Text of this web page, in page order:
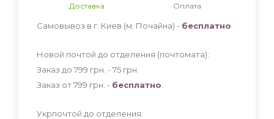
Доставка
Оплата
Самовывоз в г. Киев (м. Почайна) - бесплатно
Новой почтой до отделения (почтомата):
Заказ до 799 грн. - 75 грн
Заказ от 799 грн. - бесплатно
Укрпочтой до отделения: